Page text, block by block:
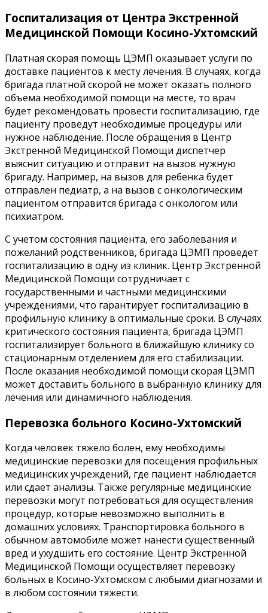
Госпитализация от Центра Экстренной
Медицинской Помощи Косино-Ухтомский
Платная скорая помощь ЦЭМП оказывает услуги по
доставке пациентов к месту лечения. В случаях, когда
бригада платной скорой не может оказать полного
объема необходимой помощи на месте, то врач
будет рекомендовать провести госпитализацию, где
пациенту проведут необходимые процедуры или
нужное наблюдение. После обращения в Центр
Экстренной Медицинской Помощи диспетчер
выяснит ситуацию и отправит на вызов нужную
бригаду. Например, на вызов для ребенка будет
отправлен педиатр, а на вызов с онкологическим
пациентом отправится бригада с онкологом или
психиатром.
С учетом состояния пациента, его заболевания и
пожеланий родственников, бригада ЦЭМП проведет
госпитализацию в одну из клиник. Центр Экстренной
Медицинской Помощи сотрудничает с
государственными и частными медицинскими
учреждениями, что гарантирует госпитализацию в
профильную клинику в оптимальные сроки. В случаях
критического состояния пациента, бригада ЦЭМП
госпитализирует больного в ближайшую клинику со
стационарным отделением для его стабилизации.
После оказания необходимой помощи скорая ЦЭМП
может доставить больного в выбранную клинику для
лечения или динамичного наблюдения.
Перевозка больного Косино-Ухтомский
Когда человек тяжело болен, ему необходимы
медицинские перевозки для посещения профильных
медицинских учреждений, где пациент наблюдается
или сдает анализы. Также регулярные медицинские
перевозки могут потребоваться для осуществления
процедур, которые невозможно выполнить в
домашних условиях. Транспортировка больного в
обычном автомобиле может нанести существенный
вред и ухудшить его состояние. Центр Экстренной
Медицинской Помощи осуществляет перевозку
больных в Косино-Ухтомском с любыми диагнозами и
в любом состоянии тяжести.